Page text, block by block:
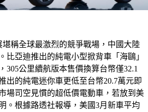
稱全球最激烈的競爭戰場，中國大陸
比亞迪推出的純電小型掀背車「海鷗」
305公里續航版本售價換算台幣僅32.1
出的純電迷你車更低至台幣20.7萬元即
場司空見慣的超低價電動車，若放到美
。根據路透社報導，美國3月新車平均